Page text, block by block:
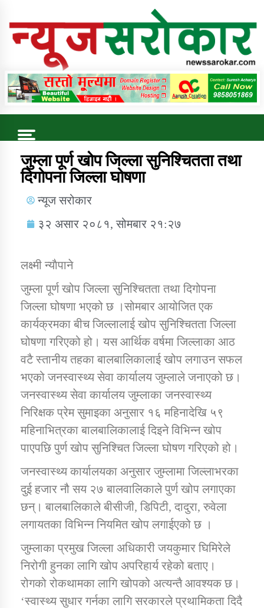
Online News Portal
Trending Now
कुषि बिकास कार्यालय जुम्ला सुचना सन्देश
डिभिजन कार्यालय जुम्लाको सुचना सन्देश
कर्णाली प्रविधि शिक्षालय जुम्लाको सुचना
सामाजिक बिकास कार्यालय जुम्लाकाे सुचना
कार्यक्रम कार्यान्वयन एकाई जुम्लाको सुचना
जुम्ला पूर्ण खोप जिल्ला सुनिश्चितता तथा
दिगोपना जिल्ला घोषणा
न्यूज सरोकार
३२ असार २०८१, सोमबार २१:२७
लक्ष्मी न्याैपाने
जुम्ला पूर्ण खोप जिल्ला सुनिश्चितता तथा दिगोपना
जिल्ला घोषणा भएको छ ।सोमबार आयोजित एक
कार्यक्रमका बीच जिल्लालाई खोप सुनिश्चितता जिल्ला
घोषणा गरिएको हो। यस आर्थिक वर्षमा जिल्लाका आठ
वटै स्तानीय तहका बालबालिकालाई खोप लगाउन सफल
भएको जनस्वास्थ्य सेवा कार्यालय जुम्लाले जनाएको छ।
जनस्वास्थ्य सेवा कार्यालय जुम्लाका जनस्वास्थ्य
निरिक्षक प्रेम सुमाइका अनुसार १६ महिनादेखि ५९
महिनाभित्रका बालबालिकालाई दिइने विभिन्न खोप
पाएपछि पुर्ण खोप सुनिश्चित जिल्ला घोषण गरिएको हो।
जनस्वास्थ्य कार्यालयका अनुसार जुम्लामा जिल्लाभरका
दुई हजार नौ सय २७ बालवालिकाले पुर्ण खोप लगाएका
छन्। बालबालिकाले बीसीजी, डिपिटी, दादुरा, रुवेला
लगायतका विभिन्न नियमित खोप लगाईएको छ ।
जुम्लाका प्रमुख जिल्ला अधिकारी जयकुमार घिमिरेले
निरोगी हुनका लागि खोप अपरिहार्य रहेको बताए।
रोगको रोकथामका लागि खोपको अत्यन्तै आवश्यक छ।
‘स्वास्थ्य सुधार गर्नका लागि सरकारले प्रथामिकता दिदै